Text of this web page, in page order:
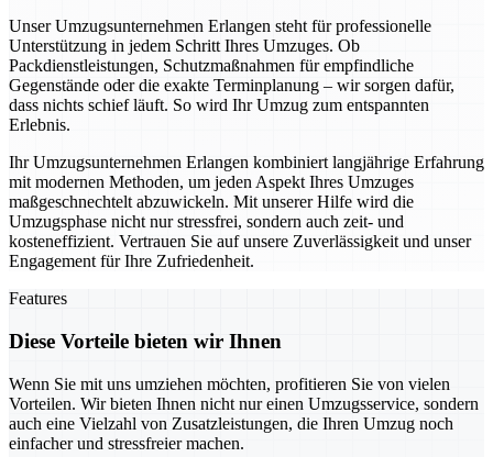
Unser Umzugsunternehmen Erlangen steht für professionelle
Unterstützung in jedem Schritt Ihres Umzuges. Ob
Packdienstleistungen, Schutzmaßnahmen für empfindliche
Gegenstände oder die exakte Terminplanung – wir sorgen dafür,
dass nichts schief läuft. So wird Ihr Umzug zum entspannten
Erlebnis.
Ihr Umzugsunternehmen Erlangen kombiniert langjährige Erfahrung
mit modernen Methoden, um jeden Aspekt Ihres Umzuges
maßgeschnechtelt abzuwickeln. Mit unserer Hilfe wird die
Umzugsphase nicht nur stressfrei, sondern auch zeit- und
kosteneffizient. Vertrauen Sie auf unsere Zuverlässigkeit und unser
Engagement für Ihre Zufriedenheit.
Features
Diese Vorteile bieten wir Ihnen
Wenn Sie mit uns umziehen möchten, profitieren Sie von vielen
Vorteilen. Wir bieten Ihnen nicht nur einen Umzugsservice, sondern
auch eine Vielzahl von Zusatzleistungen, die Ihren Umzug noch
einfacher und stressfreier machen.